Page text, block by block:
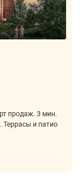
продаж. 3 мин.
и патио